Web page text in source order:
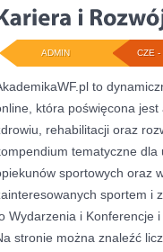
CZE -
ADMIN
to
która poświęcona jest
rehabilitacji oraz
tematyczne dla
sportowych oraz
sportem i
Wydarzenia i Konferencje
stronie można znaleźć